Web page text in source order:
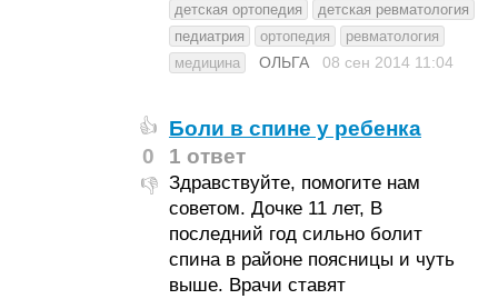
детская ортопедия
детская ревматология
педиатрия
ортопедия
ревматология
медицина
ОЛЬГА 08 сен 2014 11:04
👍
0
👎
Боли в спине у ребенка
1 ответ
Здравствуйте, помогите нам
советом. Дочке 11 лет, В
последний год сильно болит
спина в районе поясницы и чуть
выше. Врачи ставят